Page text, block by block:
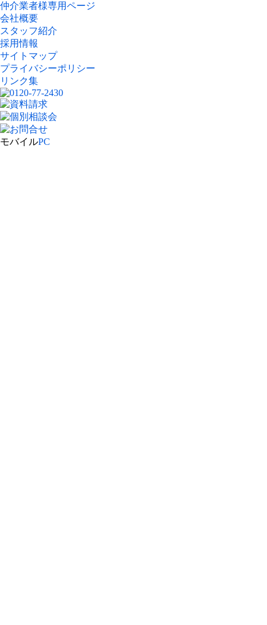
仲介業者様専用ページ
会社概要
スタッフ紹介
採用情報
サイトマップ
プライバシーポリシー
リンク集
モバイルPC